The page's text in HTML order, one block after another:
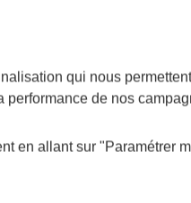
crédit
qui nous
de nos
en allant sur "Paramétrer